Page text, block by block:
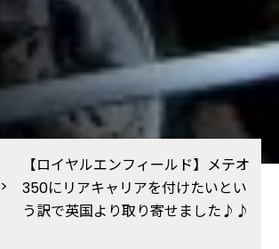
>
【ロイヤルエンフィールド】メテオ
350にリアキャリアを付けたいとい
う訳で英国より取り寄せました♪♪